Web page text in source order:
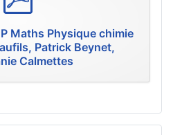
Maths Physique chimie
Patrick Beynet,
Calmettes